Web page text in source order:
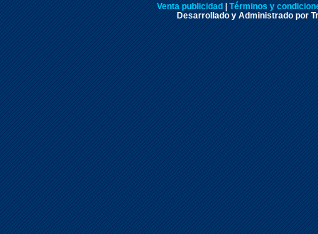
Venta publicidad | Términos y
Desarrollado y Administrado por